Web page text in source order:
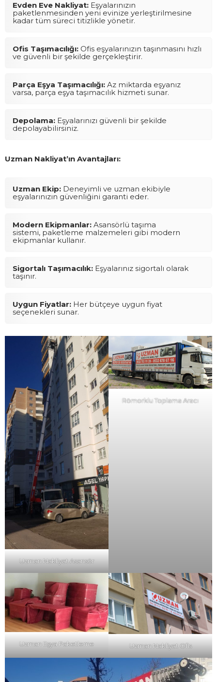
Evden Eve Nakliyat: Eşyalarınızın
paketlenmesinden yeni evinize yerleştirilmesine
kadar tüm süreci titizlikle yönetir.
Ofis Taşımacılığı: Ofis eşyalarınızın taşınmasını hızlı
ve güvenli bir şekilde gerçekleştirir.
Parça Eşya Taşımacılığı: Az miktarda eşyanız
varsa, parça eşya taşımacılık hizmeti sunar.
Depolama: Eşyalarınızı güvenli bir şekilde
depolayabilirsiniz.
Uzman Nakliyat’ın Avantajları:
Uzman Ekip: Deneyimli ve uzman ekibiyle
eşyalarınızın güvenliğini garanti eder.
Modern Ekipmanlar: Asansörlü taşıma
sistemi, paketleme malzemeleri gibi modern
ekipmanlar kullanır.
Sigortalı Taşımacılık: Eşyalarınız sigortalı olarak
taşınır.
Uygun Fiyatlar: Her bütçeye uygun fiyat
seçenekleri sunar.
Uzman Nakliyat Asansör
Römorklu Toplama Aracı
Uzman Eşya Paketleme Uzman Nakliyat Ofis